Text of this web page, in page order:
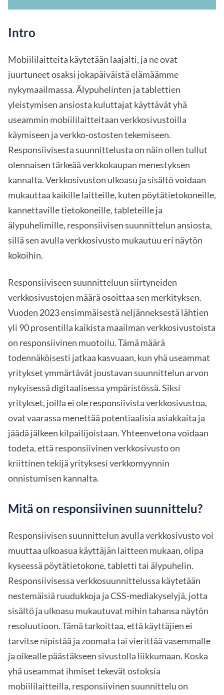
Intro
Mobiililaitteita käytetään laajalti, ja ne ovat
juurtuneet osaksi jokapäiväistä elämäämme
nykymaailmassa. Älypuhelinten ja tablettien
yleistymisen ansiosta kuluttajat käyttävät yhä
useammin mobiililaitteitaan verkkosivustoilla
käymiseen ja verkko-ostosten tekemiseen.
Responsiivisesta suunnittelusta on näin ollen tullut
olennaisen tärkeää verkkokaupan menestyksen
kannalta. Verkkosivuston ulkoasu ja sisältö voidaan
mukauttaa kaikille laitteille, kuten pöytätietokoneille,
kannettaville tietokoneille, tableteille ja
älypuhelimille, responsiivisen suunnittelun ansiosta,
sillä sen avulla verkkosivusto mukautuu eri näytön
kokoihin.
Responsiiviseen suunnitteluun siirtyneiden
verkkosivustojen määrä osoittaa sen merkityksen.
Vuoden 2023 ensimmäisestä neljänneksestä lähtien
yli 90 prosentilla kaikista maailman verkkosivustoista
on responsiivinen muotoilu. Tämä määrä
todennäköisesti jatkaa kasvuaan, kun yhä useammat
yritykset ymmärtävät joustavan suunnittelun arvon
nykyisessä digitaalisessa ympäristössä. Siksi
yritykset, joilla ei ole responsiivista verkkosivustoa,
ovat vaarassa menettää potentiaalisia asiakkaita ja
jäädä jälkeen kilpailijoistaan. Yhteenvetona voidaan
todeta, että responsiivinen verkkosivusto on
kriittinen tekijä yrityksesi verkkomyynnin
onnistumisen kannalta.
Mitä on responsiivinen suunnittelu?
Responsiivisen suunnittelun avulla verkkosivusto voi
muuttaa ulkoasua käyttäjän laitteen mukaan, olipa
kyseessä pöytätietokone, tabletti tai älypuhelin.
Responsiivisessa verkkosuunnittelussa käytetään
nestemäisiä ruudukkoja ja CSS-mediakyselyjä, jotta
sisältö ja ulkoasu mukautuvat mihin tahansa näytön
resoluutioon. Tämä tarkoittaa, että käyttäjien ei
tarvitse nipistää ja zoomata tai vierittää vasemmalle
ja oikealle päästäkseen sivustolla liikkumaan. Koska
yhä useammat ihmiset tekevät ostoksia
mobiililaitteilla, responsiivinen suunnittelu on